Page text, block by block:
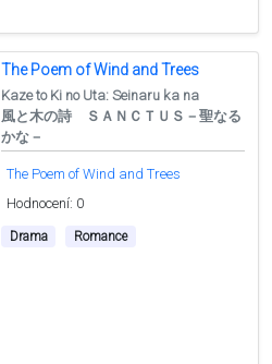
The Poem of Wind and Trees
Kaze to Ki no Uta: Seinaru ka na
風と木の詩 ＳＡＮＣＴＵＳ－聖なる
かな－
The Poem of Wind and Trees
Hodnocení: 0
Drama Romance